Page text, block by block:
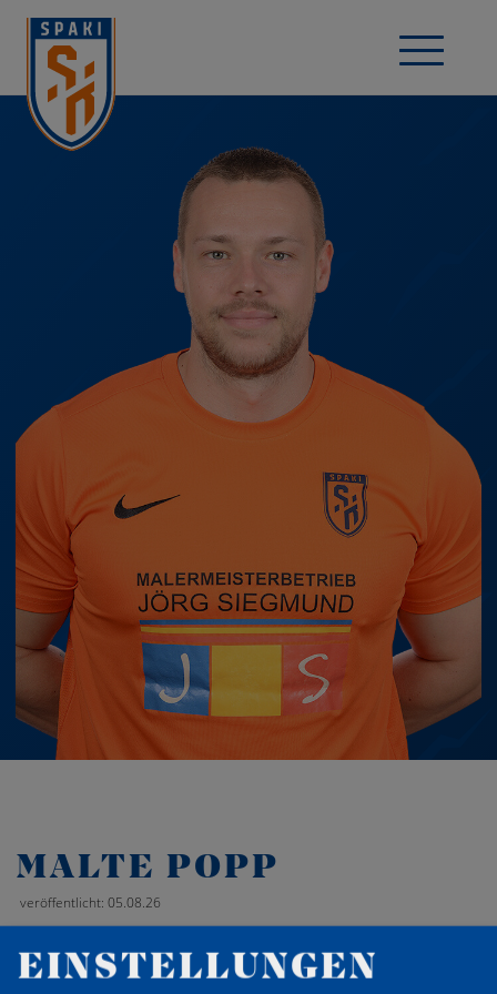
MALTE POPP
veröffentlicht: 05.08.26
‹ Zurück zur Übersicht
EINSTELLUNGEN